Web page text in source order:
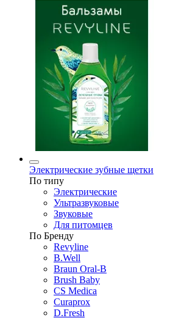
Электрические зубные щетки
По типу
Электрические
Ультразвуковые
Звуковые
Для питомцев
По Бренду
Revyline
B.Well
Braun Oral-B
Brush Baby
CS Medica
Curaprox
D.Fresh